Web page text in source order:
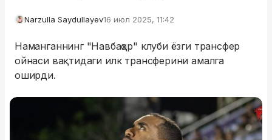
Narzulla Saydullayev16 июл 2025, 11:42
Наманганнинг "Навбаҳор" клуби ёзги трансфер
ойнаси вақтидаги илк трансферини амалга
оширди.